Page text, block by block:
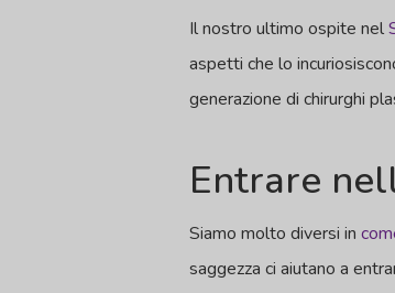
Il nostro ultimo ospite nel
aspetti che lo
generazione di chirurghi
Entrare
Siamo molto diversi in
saggezza ci aiutano a